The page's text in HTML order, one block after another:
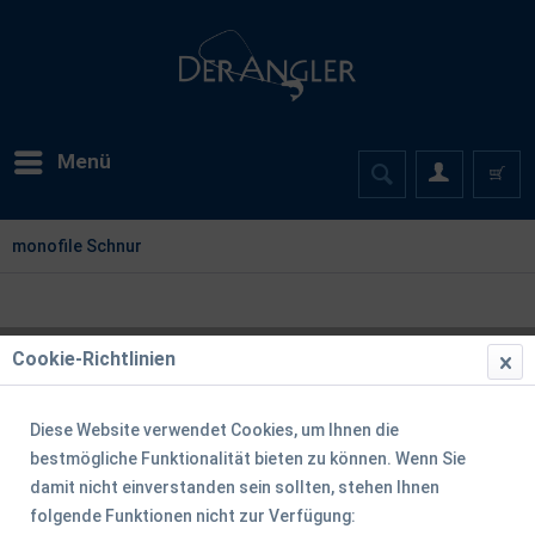
Menü
monofile Schnur
Cookie-Richtlinien
Diese Website verwendet Cookies, um Ihnen die
bestmögliche Funktionalität bieten zu können. Wenn Sie
damit nicht einverstanden sein sollten, stehen Ihnen
folgende Funktionen nicht zur Verfügung: